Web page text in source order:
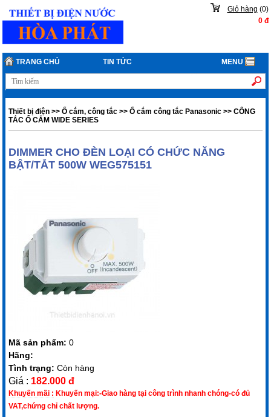
Giỏ hàng (0)
0đ
TRANG CHỦ TIN TỨC MENU
Thiết bị điện >>Ổ cắm, công tắc >>Ổ cắm công tắc Panasonic >>CÔNG
TẮC Ổ CẮM WIDE SERIES
DIMMER CHO ĐÈN LOẠI CÓ CHỨC NĂNG
BẬT/TẮT 500W WEG575151
Mã sản phẩm:0
Hãng:
Tình trạng:Còn hàng
Giá : 182.000 đ
Khuyến mãi : Khuyến mại:-Giao hàng tại công trình nhanh chóng-có đủ
VAT,chứng chỉ chất lượng.